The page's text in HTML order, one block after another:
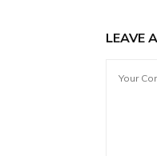
LEAVE